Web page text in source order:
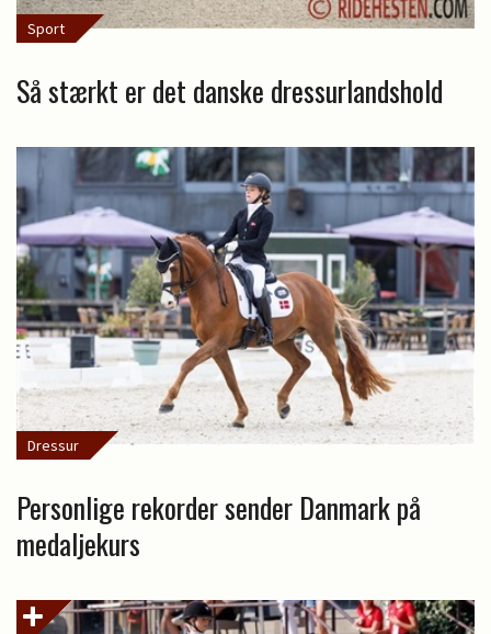
Sport
Så stærkt er det danske dressurlandshold
Dressur
Personlige rekorder sender Danmark på
medaljekurs